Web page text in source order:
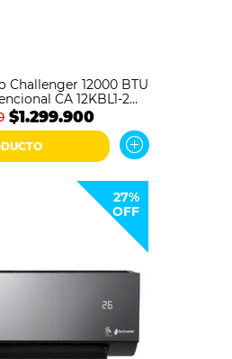
Challenger 12000 BTU
CA 12KBL1-2
$1.299.900
27%
OFF